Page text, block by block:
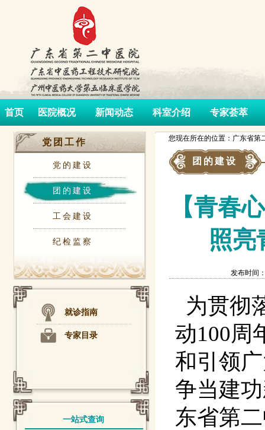
首页 医院概况 新闻动态 科室介绍 专家荟萃
党团工作
党的建设
团的建设
工会建设
纪检监察
就诊指南
专家目录
一站式查询
您现在所在的位置：广东省第
团的建设
【青春
照亮
发布时间
为贯彻
动100周
和引领
争当建
东省第